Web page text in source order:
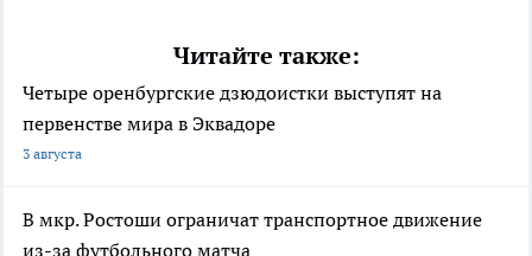
Читайте также:
Четыре оренбургские дзюдоистки выступят на
первенстве мира в Эквадоре
3 августа
В мкр. Ростоши ограничат транспортное движение
из-за футбольного матча